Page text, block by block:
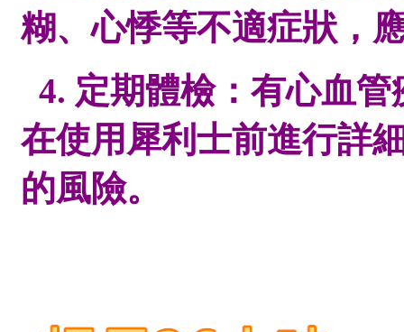
糊、心悸等不適症狀，
4. 定期體檢：有心血
在使用犀利士前進行詳
的風險。